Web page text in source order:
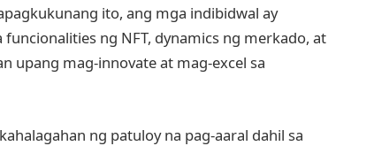
ito, ang mga indibidwal ay
ng NFT, dynamics ng merkado, at
upang mag-innovate at mag-excel sa
ng patuloy na pag-aaral dahil sa